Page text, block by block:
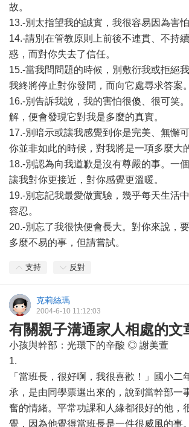
故。
13.-別太指望我的誠實，我很容易因為害怕
14.-請別在管教原則上前後不連貫、不持
惑，而對你失去了信任。
15.-當我問問題的時候，別敷衍我或拒絕
我終將停止對你發問，而向它處尋求答案。
16.-別告訴我說，我的害怕很傻、很可笑
解，便會發現它對我是多麼的真實。
17.-別暗示或讓我感覺到你是完美、無懈
你並非如此的時候，對我將是一項多麼大
18.-別認為向我道歉是沒有尊嚴的事。一
讓我對你更接近，對你感覺更溫暖。
19.-別忘記我最愛做實驗，幾乎每天生活
容忍。
20.-別忘了我很快便會長大。對你來說，
多麼不易的事，但請嘗試。
支持 反對
克莉絲瑪
2004-6-10 11:12:03
有關親子溝通家人相處的文
小孩與幹部：光環下的辛酸 ◎ 謝美萱
1.
「當班長，很好啊，我很喜歡！」國小二
承，是由同學票選出來的，說到當幹部一
奮的情緒。平常功課和人緣都很好的他，
覺，因為他覺得當班長是一件很威風的事